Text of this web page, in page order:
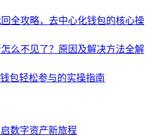
全攻略，去中心化钱包的核心操
么不见了？原因及解决方法全解
包轻松参与的实操指南
数字资产新旅程